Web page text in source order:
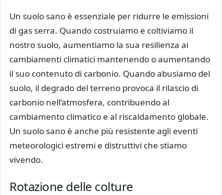
Un suolo sano è essenziale per ridurre le emissioni
di gas serra. Quando costruiamo e coltiviamo il
nostro suolo, aumentiamo la sua resilienza ai
cambiamenti climatici mantenendo o aumentando
il suo contenuto di carbonio. Quando abusiamo del
suolo, il degrado del terreno provoca il rilascio di
carbonio nell’atmosfera, contribuendo al
cambiamento climatico e al riscaldamento globale.
Un suolo sano è anche più resistente agli eventi
meteorologici estremi e distruttivi che stiamo
vivendo.
Rotazione delle colture